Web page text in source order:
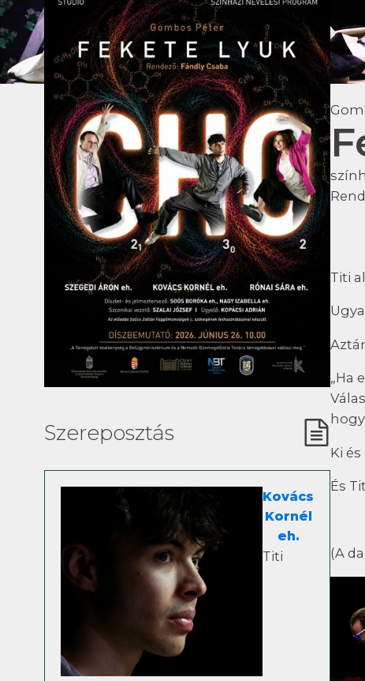
Szereposztás
Kovács
Kornél
eh.
Titi
Titi
„Ha
Ki
És
(A